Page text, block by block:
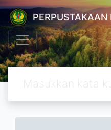
PERPUSTAKAAN